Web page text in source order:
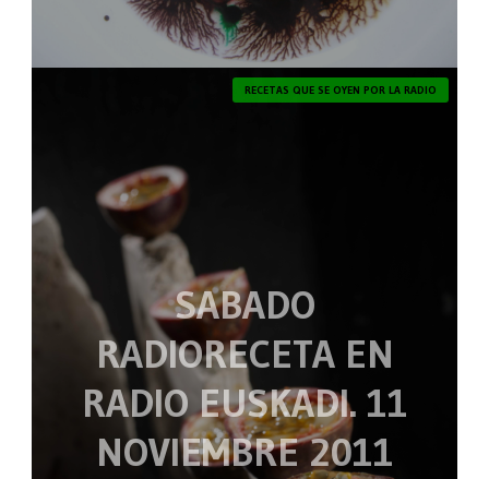
SABADO
RADIORECETA EN
RADIO EUSKADI. 11
NOVIEMBRE 2011
RECETAS QUE SE OYEN POR LA RADIO